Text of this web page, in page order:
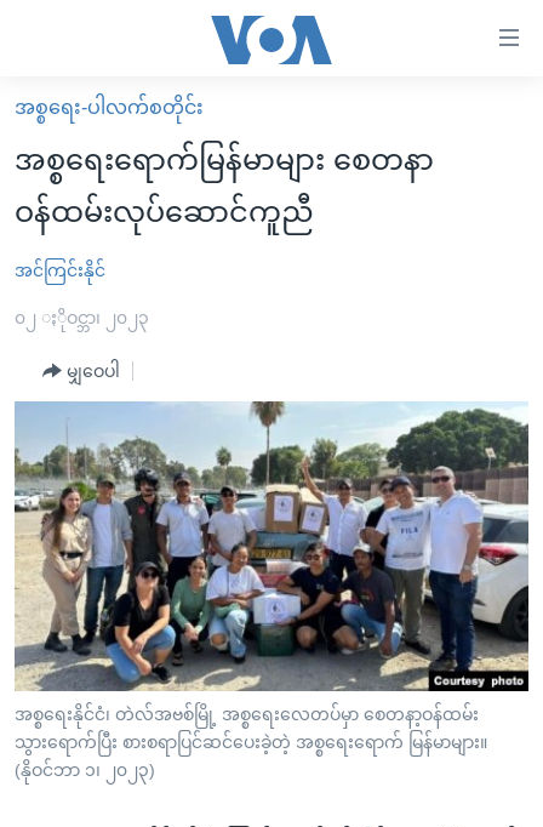
လွယ်ကူ
စေ
သည့်
Link
များ
ပင်မ
ကြည့်
ရန်
ပင်မ
အ
ညွန်း
စာမျက်နှာ
သို့
ကျော်
ကြည့်
ရန်
ရှာဖွေ
မူလစာမျက်နှာ
မြန်မာ
ကမ္ဘာ့သတင်းများ
နိုင်ငံတကာ
အစ္စရေး-ပါလက်စတိုင်း
ဗွီဒီယို
အင်္ဂလိပ်စာလေ့လာမယ်
အမေရိကန်သုံးအီဒီယံ
မကြေးမုံရဲ့ အင်္ဂလိပ်စာ
ရုပ်ရှင်ထဲက အင်္ဂလိပ်စာ
သုတပဒေသာ အင်္ဂလိပ်စာ
အပတ်စဉ်ကဏ္ဍများ
ရေဒီယို
တီဗွီ
ရေဒီယိုနှင့်ရုပ်သံ အချက်အလက်များ
ရေဒီယို/တီဗွီအစီအစဉ်
Learning English
ဗွီအိုအေ လူမှုကွန်ယက်များ
ဘာသာစကားများ
အစ္စရေး-ပါလက်စတိုင်း
အစ္စရေးရောက်မြန်မာများ စေတနာ
ဝန်ထမ်းလုပ်ဆောင်ကူညီ
အင်ကြင်းနိုင်
၀၂ ႏိုဝင္ဘာ၊ ၂၀၂၃
မျှဝေပါ
အစ္စရေးနိုင်ငံ၊ တဲလ်အဗစ်မြို့ အစ္စရေးလေတပ်မှာ စေတနာ့ဝန်ထမ်း
သွားရောက်ပြီး စားစရာပြင်ဆင်ပေးခဲ့တဲ့ အစ္စရေးရောက် မြန်မာများ။
(နိုဝင်ဘာ ၁၊ ၂၀၂၃)